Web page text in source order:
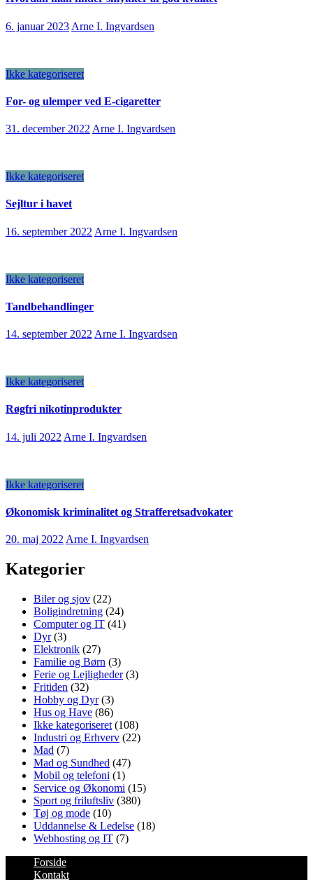
6. januar 2023 Arne I. Ingvardsen
Ikke kategoriseret
For- og ulemper ved E-cigaretter
31. december 2022 Arne I. Ingvardsen
Ikke kategoriseret
Sejltur i havet
16. september 2022 Arne I. Ingvardsen
Ikke kategoriseret
Tandbehandlinger
14. september 2022 Arne I. Ingvardsen
Ikke kategoriseret
Røgfri nikotinprodukter
14. juli 2022 Arne I. Ingvardsen
Ikke kategoriseret
Økonomisk kriminalitet og Strafferetsadvokater
20. maj 2022 Arne I. Ingvardsen
Kategorier
Biler og sjov (22)
Boligindretning (24)
Computer og IT (41)
Dyr(3)
Elektronik (27)
Familie og Børn (3)
Ferie og Lejligheder(3)
Fritiden (32)
Hobby og Dyr(3)
Hus og Have (86)
Ikke kategoriseret (108)
Industri og Erhverv (22)
Mad (7)
Mad og Sundhed (47)
Mobil og telefoni (1)
Service og Økonomi (15)
Sport og friluftsliv (380)
Tøj og mode (10)
Uddannelse & Ledelse (18)
Webhosting og IT (7)
Forside
Kontakt